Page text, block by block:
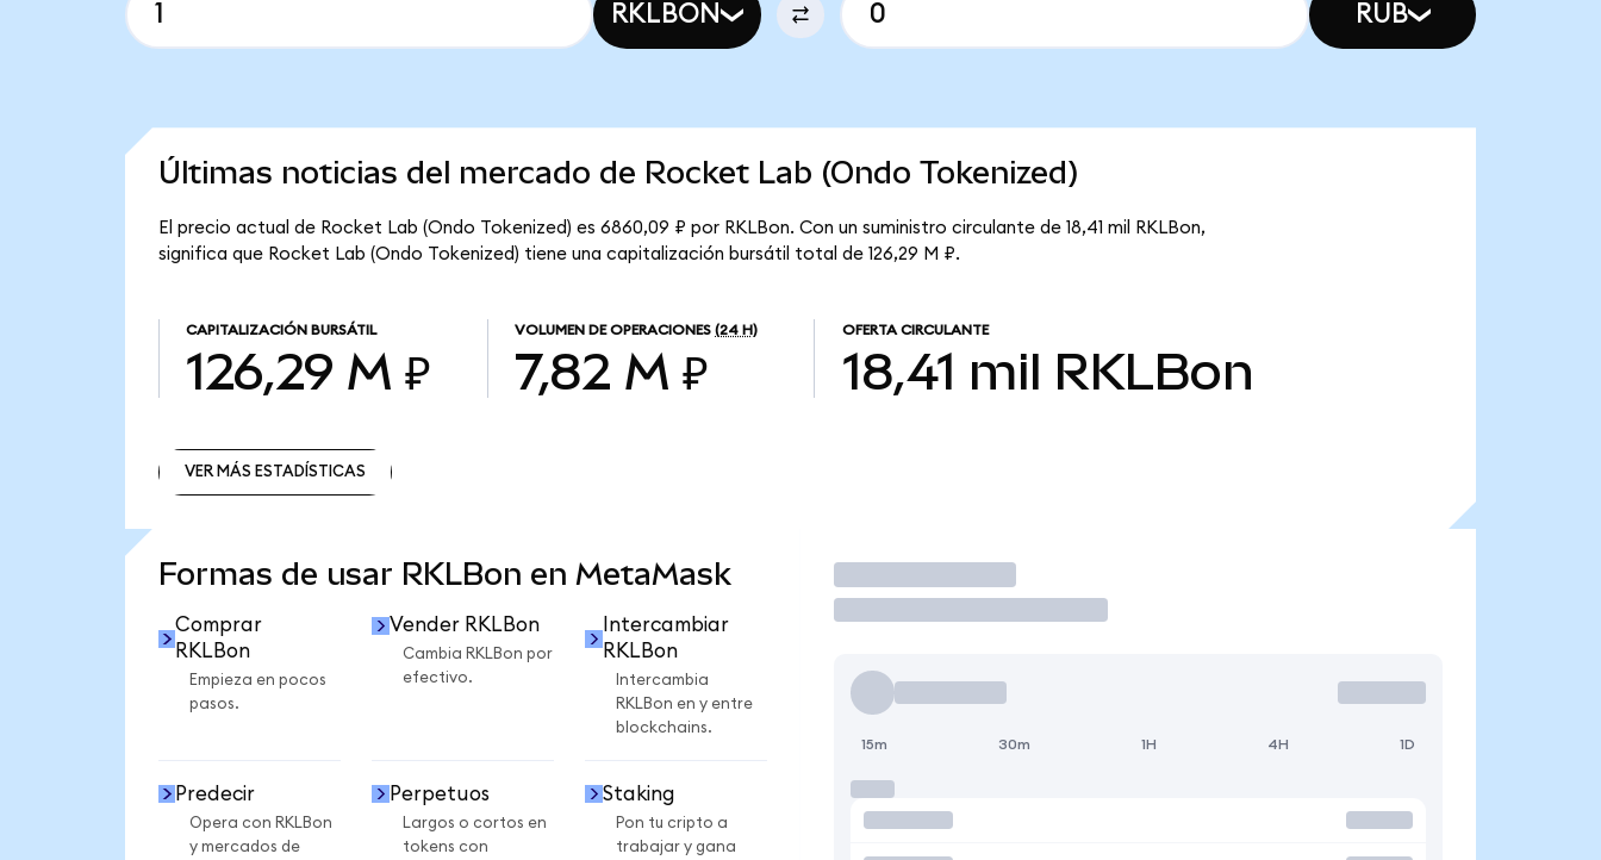
RKLBON RUB
Últimas noticias del mercado de Rocket Lab (Ondo Tokenized)
El precio actual de Rocket Lab (Ondo Tokenized) es 6860,09 ₽ por RKLBon. Con un suministro circulante de 18,41 mil RKLBon,
significa que Rocket Lab (Ondo Tokenized) tiene una capitalización bursátil total de 126,29 M ₽.
CAPITALIZACIÓN BURSÁTIL
126,29 M ₽
VOLUMEN DE OPERACIONES (24 H)
7,82 M ₽
OFERTA CIRCULANTE
18,41 mil RKLBon
VER MÁS ESTADÍSTICAS
Formas de usar RKLBon en MetaMask
Comprar
RKLBon
Empieza en pocos
pasos.
Vender RKLBon
Cambia RKLBon por
efectivo.
Intercambiar
RKLBon
Intercambia
RKLBon en y entre
blockchains.
Predecir
Opera con RKLBon
y mercados de
Perpetuos
Largos o cortos en
tokens con
Staking
Pon tu cripto a
trabajar y gana
Operar
15m 30m 1H 4H 1D